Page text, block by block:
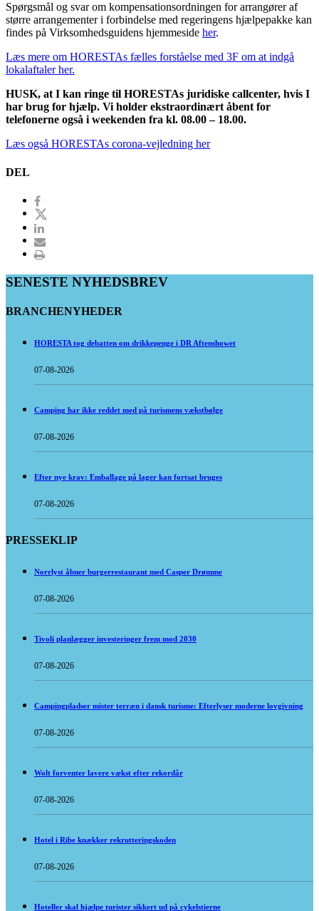
Spørgsmål og svar om kompensationsordningen for arrangører af
større arrangementer i forbindelse med regeringens hjælpepakke kan
findes på Virksomhedsguidens hjemmeside her.
Læs mere om HORESTAs fælles forståelse med 3F om at indgå
lokalaftaler her.
HUSK, at I kan ringe til HORESTAs juridiske callcenter, hvis I
har brug for hjælp. Vi holder ekstraordinært åbent for
telefonerne også i weekenden fra kl. 08.00 – 18.00.
Læs også HORESTAs corona-vejledning her
DEL
SENESTE NYHEDSBREV
BRANCHENYHEDER
HORESTA tog debatten om drikkepenge i DR Aftenshowet
07-08-2026
Camping har ikke reddet med på turismens vækstbølge
07-08-2026
Efter nye krav: Emballage på lager kan fortsat bruges
07-08-2026
PRESSEKLIP
Norrlyst åbner burgerrestaurant med Casper Drømme
07-08-2026
Tivoli planlægger investeringer frem mod 2030
07-08-2026
Campingpladser mister terræn i dansk turisme: Efterlyser moderne lovgivning
07-08-2026
Wolt forventer lavere vækst efter rekordår
07-08-2026
Hotel i Ribe knækker rekrutteringskoden
07-08-2026
Hoteller skal hjælpe turister sikkert ud på cykelstierne